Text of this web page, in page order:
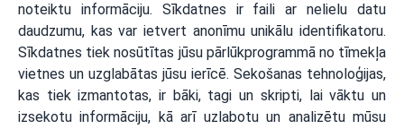
noteiktu informāciju. Sīkdatnes ir faili ar nelielu datu
daudzumu, kas var ietvert anonīmu unikālu identifikatoru.
Sīkdatnes tiek nosūtītas jūsu pārlūkprogrammā no tīmekļa
vietnes un uzglabātas jūsu ierīcē. Sekošanas tehnoloģijas,
kas tiek izmantotas, ir bāki, tagi un skripti, lai vāktu un
izsekotu informāciju, kā arī uzlabotu un analizētu mūsu